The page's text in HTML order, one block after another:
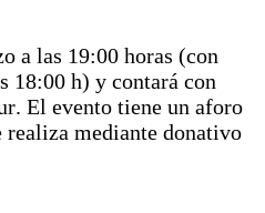
a las 19:00 horas (con
18:00 h) y contará con
El evento tiene un aforo
mediante donativo